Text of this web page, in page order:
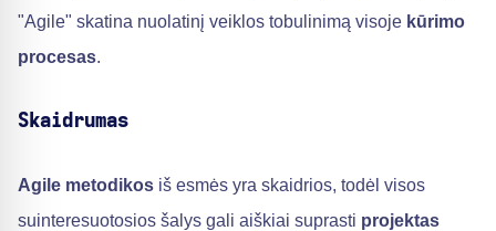
"Agile" skatina nuolatinį veiklos tobulinimą visoje kūrimo
procesas.
Skaidrumas
Agile metodikos iš esmės yra skaidrios, todėl visos
suinteresuotosios šalys gali aiškiai suprasti projektas